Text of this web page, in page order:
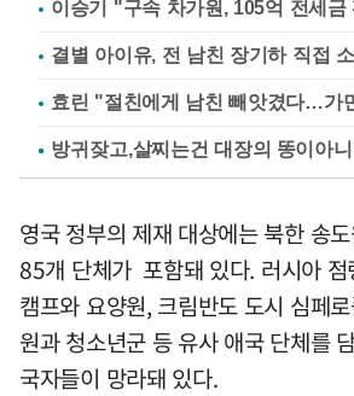
이승기 "구속 차가원, 105억 전세금
결별 아이유, 전 남친 장기하 직접
효린 "절친에게 남친 빼앗겼다…가
영국 정부의 제재 대상에는 북한 송
85개 단체가 포함돼 있다. 러시아 점
캠프와 요양원, 크림반도 도시 심페
원과 청소년군 등 유사 애국 단체를
국자들이 망라돼 있다.